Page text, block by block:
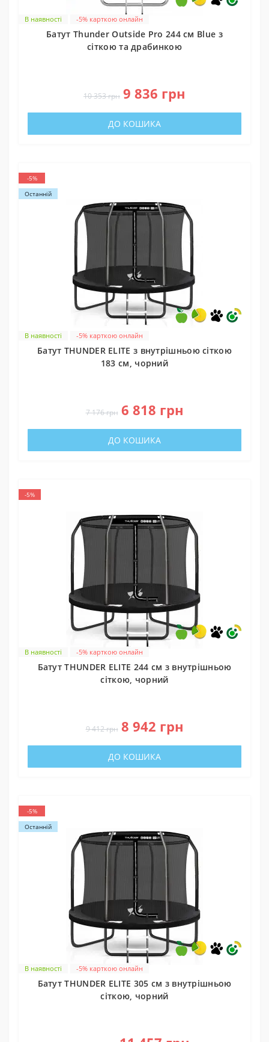
В наявності -5% карткою онлайн
Батут Thunder Outside Pro 244 см Blue з
сіткою та драбинкою
10 353 грн 9 836 грн
ДО КОШИКА
-5%
Останній
В наявності -5% карткою онлайн
Батут THUNDER ELITE з внутрішньою сіткою
183 см, чорний
7 176 грн 6 818 грн
ДО КОШИКА
-5%
В наявності -5% карткою онлайн
Батут THUNDER ELITE 244 см з внутрішньою
сіткою, чорний
9 412 грн 8 942 грн
ДО КОШИКА
-5%
Останній
В наявності -5% карткою онлайн
Батут THUNDER ELITE 305 см з внутрішньою
сіткою, чорний